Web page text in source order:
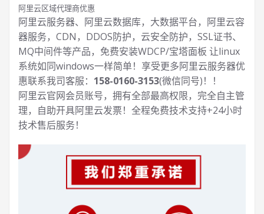
阿里云区域代理商优惠
阿里云服务器、阿里云数据库，大数据平台，阿里云容
器服务，CDN，DDOS防护，云安全防护，SSL证书、
MQ中间件等产品，免费安装WDCP/宝塔面板 让linux
系统如同windows一样简单！享受更多阿里云服务器优
惠联系我司客服： 158-0160-3153(微信同号)！！
阿里云官网会员账号，拥有全部最高权限，完全自主管
理，自助开具阿里云发票！全程免费技术支持+24小时
技术售后服务！